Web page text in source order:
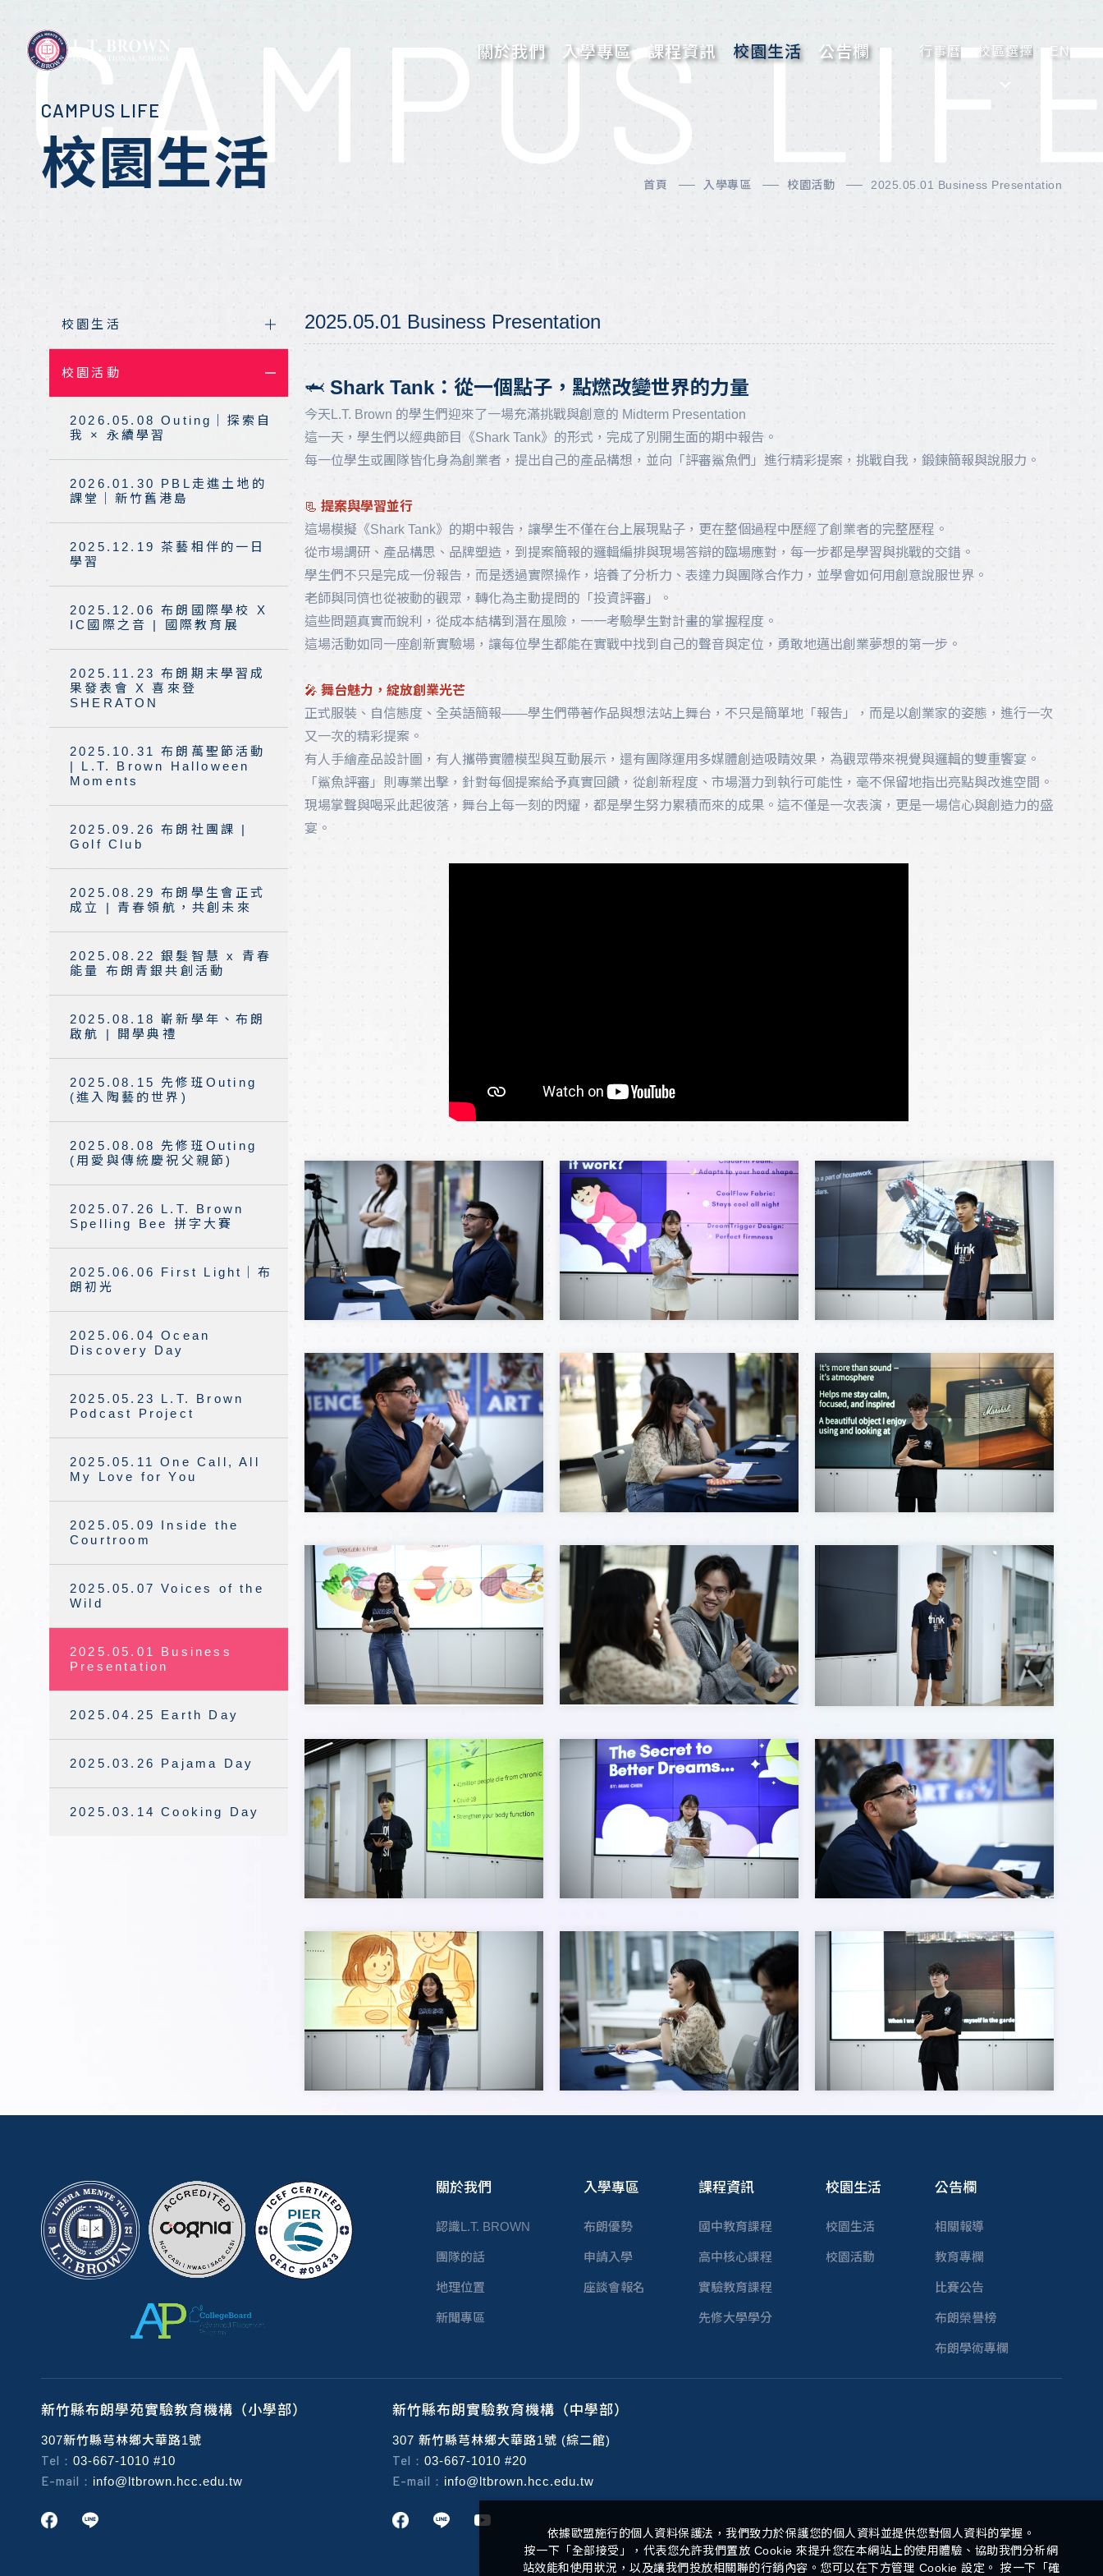
關於我們
認識L.T. BROWN
關於L.T. Brown
地理位置 相關新聞
入學專區
布朗優勢
為什麼選擇布朗
課程資訊
國中教育課程
高中核心課程
校園生活
校園生活
校園活動
公告欄
相關報導
教育專欄
行事曆 校區選擇 EN
CAMPUS
CAMPUS LIFE
校園生活 首頁 入學專區 校園活動 2025.05.01 Business Presentation
校園生活
校園活動
2026.05.08 Outing｜探索自
我 × 永續學習
2026.01.30 PBL走進土地的
課堂｜新竹舊港島
2025.12.19 茶藝相伴的一日
學習
2025.12.06 布朗國際學校 X
IC國際之音 | 國際教育展
2025.11.23 布朗期末學習成
果發表會 X 喜來登
SHERATON
2025.10.31 布朗萬聖節活動
| L.T. Brown Halloween
Moments
2025.09.26 布朗社團課 |
Golf Club
2025.08.29 布朗學生會正式
成立 | 青春領航，共創未來
2025.08.22 銀髮智慧 x 青春
能量 布朗青銀共創活動
2025.08.18 嶄新學年、布朗
啟航 | 開學典禮
2025.08.15 先修班Outing
(進入陶藝的世界)
2025.08.08 先修班Outing
(用愛與傳統慶祝父親節)
2025.07.26 L.T. Brown
Spelling Bee 拼字大賽
2025.06.06 First Light｜布
朗初光
2025.06.04 Ocean
Discovery Day
2025.05.23 L.T. Brown
Podcast Project
2025.05.11 One Call, All
My Love for You
2025.05.09 Inside the
Courtroom
2025.05.07 Voices of the
Wild
2025.05.01 Business
Presentation
2025.04.25 Earth Day
2025.03.26 Pajama Day
2025.03.14 Cooking Day
2025.05.01 Business Presentation
🦈 Shark Tank：從一個點子，點燃改變世界的力量
今天L.T. Brown 的學生們迎來了一場充滿挑戰與創意的 Midterm Presentation
這一天，學生們以經典節目《Shark Tank》的形式，完成了別開生面的期中報告。
每一位學生或團隊皆化身為創業者，提出自己的產品構想，並向「評審鯊魚們」進行精彩提案，挑戰自我，鍛鍊簡報與說服力。
📃 提案與學習並行
這場模擬《Shark Tank》的期中報告，讓學生不僅在台上展現點子，更在整個過程中歷經了創業者的完整歷程。
從市場調研、產品構思、品牌塑造，到提案簡報的邏輯編排與現場答辯的臨場應對，每一步都是學習與挑戰的交錯。
學生們不只是完成一份報告，而是透過實際操作，培養了分析力、表達力與團隊合作力，並學會如何用創意說服世界。
老師與同儕也從被動的觀眾，轉化為主動提問的「投資評審」。
這些問題真實而銳利，從成本結構到潛在風險，一一考驗學生對計畫的掌握程度。
這場活動如同一座創新實驗場，讓每位學生都能在實戰中找到自己的聲音與定位，勇敢地邁出創業夢想的第一步。
🎤 舞台魅力，綻放創業光芒
正式服裝、自信態度、全英語簡報——學生們帶著作品與想法站上舞台，不只是簡單地「報告」，而是以創業家的姿態，進行一次
又一次的精彩提案。
有人手繪產品設計圖，有人攜帶實體模型與互動展示，還有團隊運用多媒體創造吸睛效果，為觀眾帶來視覺與邏輯的雙重饗宴。
「鯊魚評審」則專業出擊，針對每個提案給予真實回饋，從創新程度、市場潛力到執行可能性，毫不保留地指出亮點與改進空間。
現場掌聲與喝采此起彼落，舞台上每一刻的閃耀，都是學生努力累積而來的成果。這不僅是一次表演，更是一場信心與創造力的盛
宴。
關於我們
認識L.T. BROWN
團隊的話
地理位置
新聞專區
入學專區
布朗優勢
申請入學
座談會報名
課程資訊
國中教育課程
高中核心課程
實驗教育課程
先修大學學分
校園生活
校園生活
校園活動
公告欄
相關報導
教育專欄
比賽公告
布朗榮譽榜
布朗學術專欄
新竹縣布朗學苑實驗教育機構（小學部）
307新竹縣芎林鄉大華路1號
Tel： 03-667-1010 #10
E-mail： info@ltbrown.hcc.edu.tw
新竹縣布朗實驗教育機構（中學部）
307 新竹縣芎林鄉大華路1號 (綜二館)
Tel： 03-667-1010 #20
E-mail： info@ltbrown.hcc.edu.tw
依據歐盟施行的個人資料保護法，我們致力於保護您的個人資料並提供您對個人資料的掌握。
按一下「全部接受」，代表您允許我們置放 Cookie 來提升您在本網站上的使用體驗、協助我們分析網
站效能和使用狀況，以及讓我們投放相關聯的行銷內容。您可以在下方管理 Cookie 設定。 按一下「確